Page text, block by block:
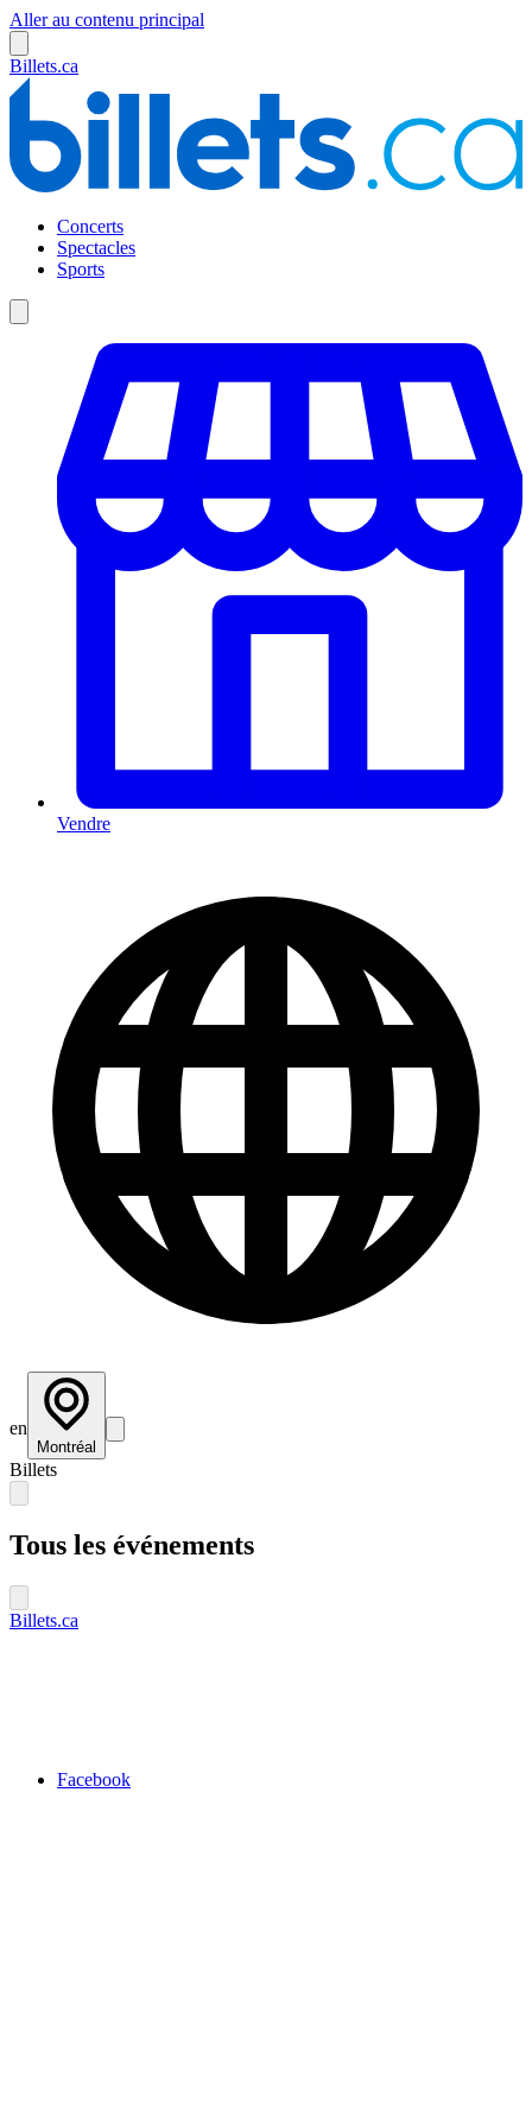
Aller au contenu principal
Billets.ca
Concerts
Spectacles
Sports
Vendre
en
Montréal
Billets
Tous les événements
Billets.ca
Facebook